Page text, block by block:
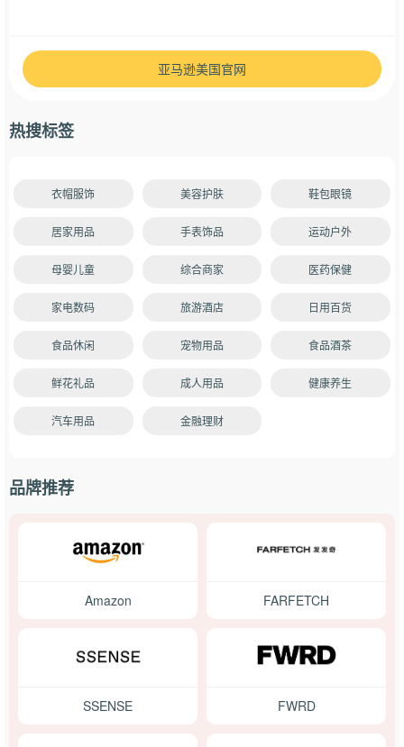
亚马逊美国官网
热搜标签
衣帽服饰 美容护肤 鞋包眼镜
居家用品 手表饰品 运动户外
母婴儿童 综合商家 医药保健
家电数码 旅游酒店 日用百货
食品休闲 宠物用品 食品酒茶
鲜花礼品 成人用品 健康养生
汽车用品 金融理财
品牌推荐
Amazon FARFETCH
SSENSE FWRD